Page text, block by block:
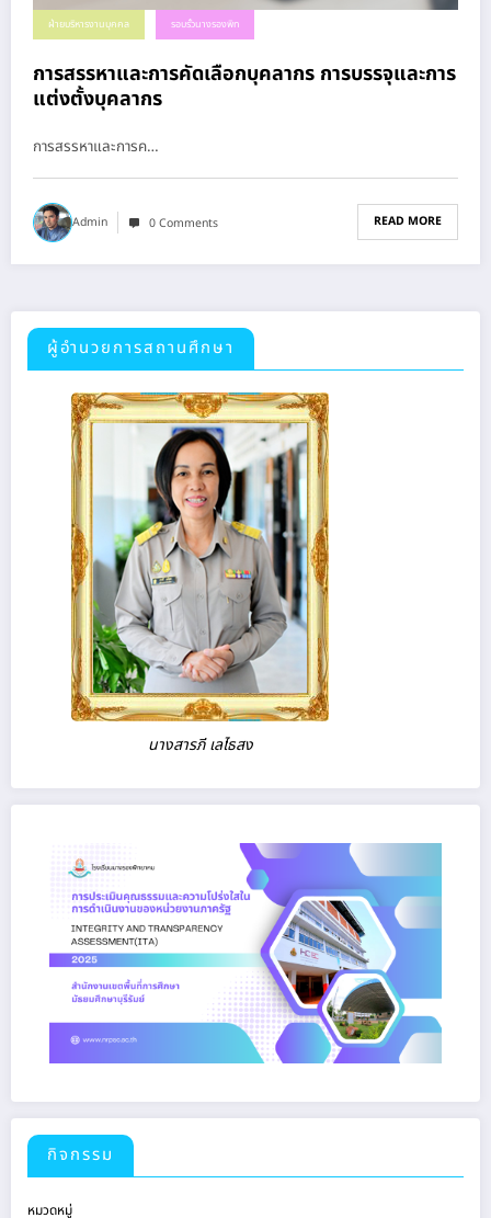
ฝ่ายบริหารงานบุคคล รอบรั้วนางรองพิท
การสรรหาและการคัดเลือกบุคลากร การบรรจุและการ
แต่งตั้งบุคลากร
การสรรหาและการค…
Admin 0 Comments READ MORE
ผู้อำนวยการสถานศึกษา
นางสารภี เลไธสง
กิจกรรม
หมวดหมู่